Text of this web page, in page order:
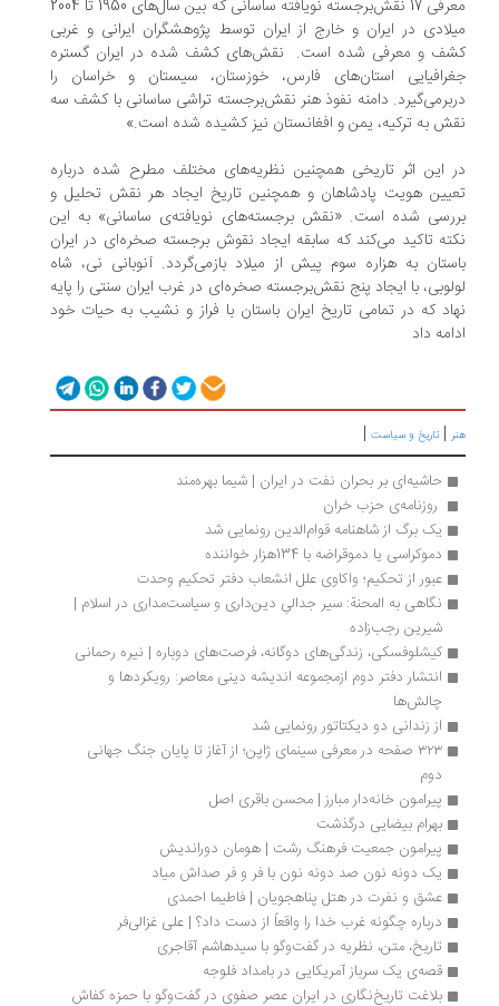
معرفی 17 نقش‌برجسته نویافته ساسانی که بین سال‌های 1950 تا 2004
میلادی در ایران و خارج از ایران توسط پژوهشگران ایرانی و غربی
کشف و معرفی شده است. نقش‌های کشف شده در ایران گستره
جغرافیایی استان‌های فارس، خوزستان، سیستان و خراسان را
دربرمی‌گیرد. دامنه نفوذ هنر نقش‌برجسته تراشی ساسانی با کشف سه
نقش به ترکیه، یمن و افغانستان نیز کشیده شده است.»
در این اثر تاریخی همچنین نظریه‌های مختلف مطرح شده درباره
تعیین هویت پادشاهان و همچنین تاریخ ایجاد هر نقش تحلیل و
بررسی شده است. «نقش برجسته‌های نویافته‌ی ساسانی» به این
نکته تاکید می‌کند که سابقه ایجاد نقوش برجسته صخره‌ای در ایران
باستان به هزاره سوم پیش از میلاد بازمی‌گردد. آنوبانی نی، شاه
لولوبی، با ایجاد پنج نقش‌برجسته صخره‌ای در غرب ایران سنتی را پایه
نهاد که در تمامی تاریخ ایران باستان با فراز و نشیب به حیات خود
ادامه داد
هنر | تاریخ و سیاست |
حاشیه‌ای بر بحران نفت در ایران | شیما بهره‌مند
روزنامه‌ی‌ حزب خران
یک برگ از شاهنامه قوام‌الدین رونمایی شد
دموکراسی یا دموقراضه با 134هزار خواننده
عبور از تحکیم؛ واکاوی علل انشعاب دفتر تحکیم وحدت
شیرین رجب‌زاده
کیشلوفسکی، زندگی‌های دوگانه، فرصت‌های دوباره | نیره رحمانی
چالش‌ها
از زندانی دو دیکتاتور رونمایی شد
دوم
پیرامون خانه‌دار مبارز | محسن باقری اصل
بهرام بیضایی درگذشت‌
پیرامون جمعیت فرهنگ رشت | هومان دوراندیش
یک دونه نون صد دونه نون با فر و فر صداش میاد
عشق و نفرت در هتل پناهجویان | فاطیما احمدی
درباره چگونه غرب خدا را واقعاً از دست داد؟ | علی غزالی‌فر
تاریخ، متن، نظریه در گفت‌وگو با سیدهاشم آقاجری
قصه‌ی یک سرباز آمریکایی در بامداد فلوجه
بلاغت تاریخ‌نگاری در ایران عصر صفوی در گفت‌وگو با حمزه کفاش